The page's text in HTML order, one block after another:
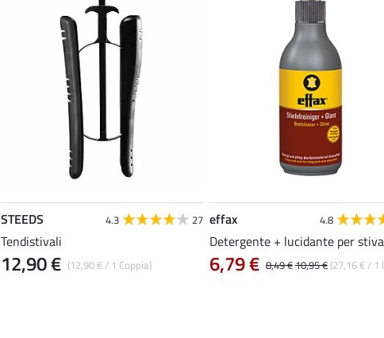
STEEDS 4.3 27
Tendistivali
(12,90 € / 1 Coppia)
12,90 €
effax 4.8
Detergente + lucidante per
8,49 €10,95 € (27,16 € / 1
6,79 €